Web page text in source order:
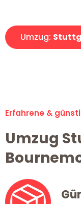
Umzug:
Erfahrene &
Umzug